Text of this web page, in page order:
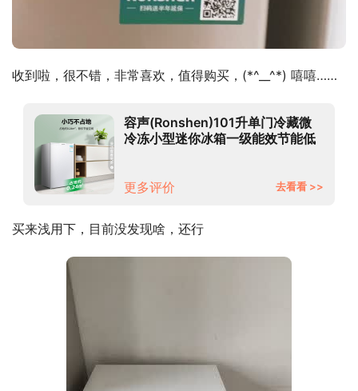
收到啦，很不错，非常喜欢，值得购买，(*^__^*) 嘻嘻……
容声(Ronshen)101升单门冷藏微
冷冻小型迷你冰箱一级能效节能低
更多评价
去看看 >>
买来浅用下，目前没发现啥，还行